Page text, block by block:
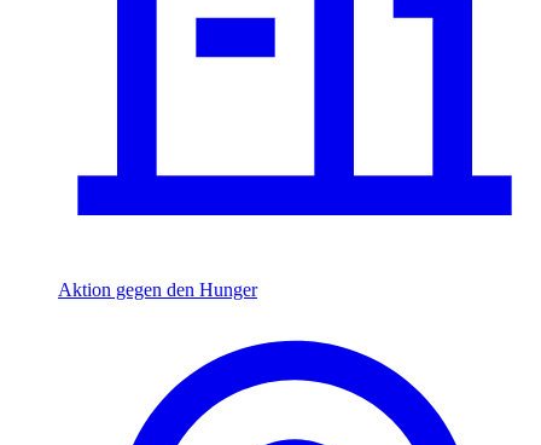
Aktion gegen den Hunger